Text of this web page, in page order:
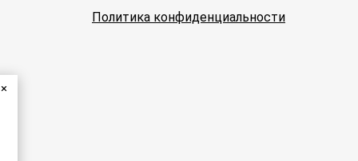
×
Политика конфиденциальности